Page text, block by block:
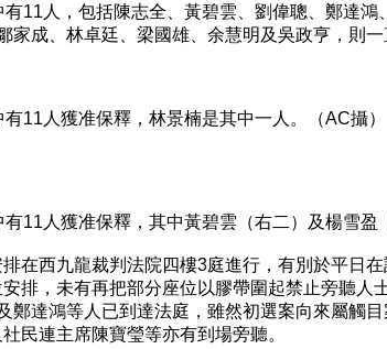
11人，包括陳志全、黃碧雲、劉偉聰、鄭達
家成、林卓廷、梁國雄、余慧明及吳政亨，則
11人獲准保釋，林景楠是其中一人。（AC攝）
11人獲准保釋，其中黃碧雲（右二）及楊雪盈
在西九龍裁判法院四樓3庭進行，有別於平日
排，未有再把部分座位以膠帶圍起禁止旁聽人士
鄭達鴻等人已到達法庭，雖然初選案向來屬觸
民連主席陳寶瑩等亦有到場旁聽。